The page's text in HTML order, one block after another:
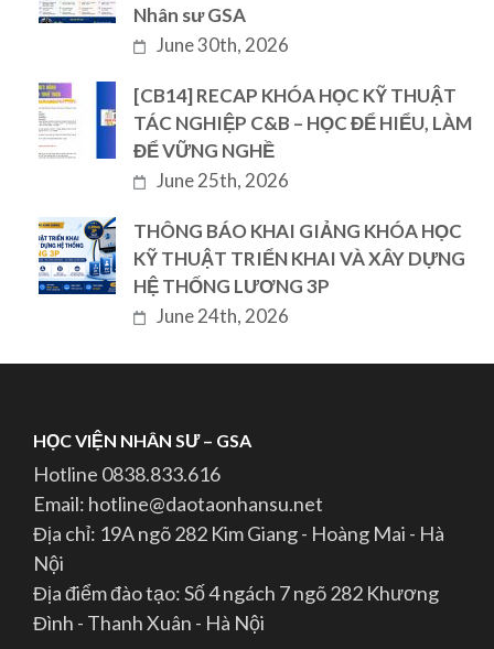
Nhân sư GSA
June 30th, 2026
[CB14] RECAP KHÓA HỌC KỸ THUẬT
TÁC NGHIỆP C&B – HỌC ĐỂ HIỂU, LÀM
ĐỂ VỮNG NGHỀ
June 25th, 2026
THÔNG BÁO KHAI GIẢNG KHÓA HỌC
KỸ THUẬT TRIỂN KHAI VÀ XÂY DỰNG
HỆ THỐNG LƯƠNG 3P
June 24th, 2026
HỌC VIỆN NHÂN SƯ – GSA
Hotline 0838.833.616
Email: hotline@daotaonhansu.net
Địa chỉ: 19A ngõ 282 Kim Giang - Hoàng Mai - Hà
Nội
Địa điểm đào tạo: Số 4 ngách 7 ngõ 282 Khương
Đình - Thanh Xuân - Hà Nội